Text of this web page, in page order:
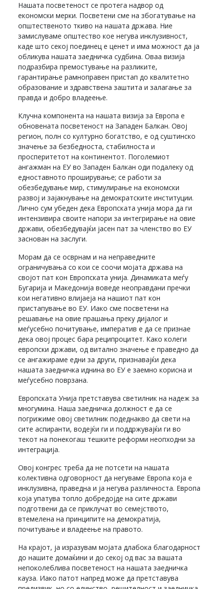
Нашата посветеност се протега надвор од
економски мерки. Посветени сме на збогатување на
општественото ткиво на нашата држава. Ние
замислуваме општество кое негува инклузивност,
каде што секој поединец е ценет и има можност да ја
обликува нашата заедничка судбина. Оваа визија
подразбира премостување на разликите,
гарантирање рамноправен пристап до квалитетно
образование и здравствена заштита и залагање за
правда и добро владеење.
Клучна компонента на нашата визија за Европа е
обновената посветеност на Западен Балкан. Овој
регион, полн со културно богатство, е од суштинско
значење за безбедноста, стабилноста и
просперитетот на континентот. Поголемиот
ангажман на ЕУ во Западен Балкан оди подалеку од
едноставното проширување; се работи за
обезбедување мир, стимулирање на економски
развој и зајакнување на демократските институции.
Лично сум убеден дека Европската унија мора да ги
интензивира своите напори за интегрирање на овие
држави, обезбедувајќи јасен пат за членство во ЕУ
заснован на заслуги.
Морам да се осврнам и на неправедните
ограничувања со кои се соочи мојата држава на
својот пат кон Европската унија. Динамиката меѓу
Бугарија и Македонија воведе неоправдани пречки
кои негативно влијаеја на нашиот пат кон
пристапување во ЕУ. Иако сме посветени на
решавање на овие прашања преку дијалог и
меѓусебно почитување, императив е да се признае
дека овој процес бара реципроцитет. Како колеги
европски држави, од витално значење е праведно да
се ангажираме едни за други, признавајќи дека
нашата заедничка иднина во ЕУ е заемно корисна и
меѓусебно поврзана.
Европската Унија претставува светилник на надеж за
многумина. Наша заедничка должност е да се
погрижиме овој светилник подеднакво да свети на
сите аспиранти, водејќи ги и поддржувајќи ги во
текот на понекогаш тешките реформи неопходни за
интеграција.
Овој конгрес треба да не потсети на нашата
колективна одговорност да негуваме Европа која е
инклузивна, праведна и ја негува различноста. Европа
која упатува топло добредојде на сите држави
подготвени да се приклучат во семејството,
втемелена на принципите на демократија,
почитување и владеење на правото.
На крајот, ја изразувам мојата длабока благодарност
до нашите домаќини и до секој од вас за вашата
непоколеблива посветеност на нашата заедничка
кауза. Иако патот напред може да претставува